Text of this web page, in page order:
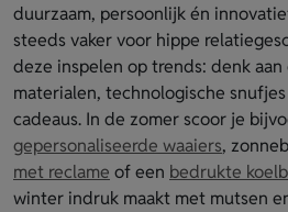
duurzaam, persoonlijk én
steeds vaker voor hippe
deze inspelen op trends: denk
materialen, technologische
cadeaus. In de zomer scoor je
gepersonaliseerde waaiers,
met reclame of een bedrukte
winter indruk maakt met mutsen